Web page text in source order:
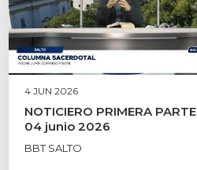
4 JUN 2026
NOTICIERO PRIMERA PARTE
04 junio 2026
BBT SALTO